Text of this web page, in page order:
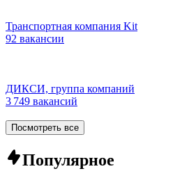
Транспортная компания Kit
92 вакансии
ДИКСИ, группа компаний
3 749 вакансий
Посмотреть все
Популярное